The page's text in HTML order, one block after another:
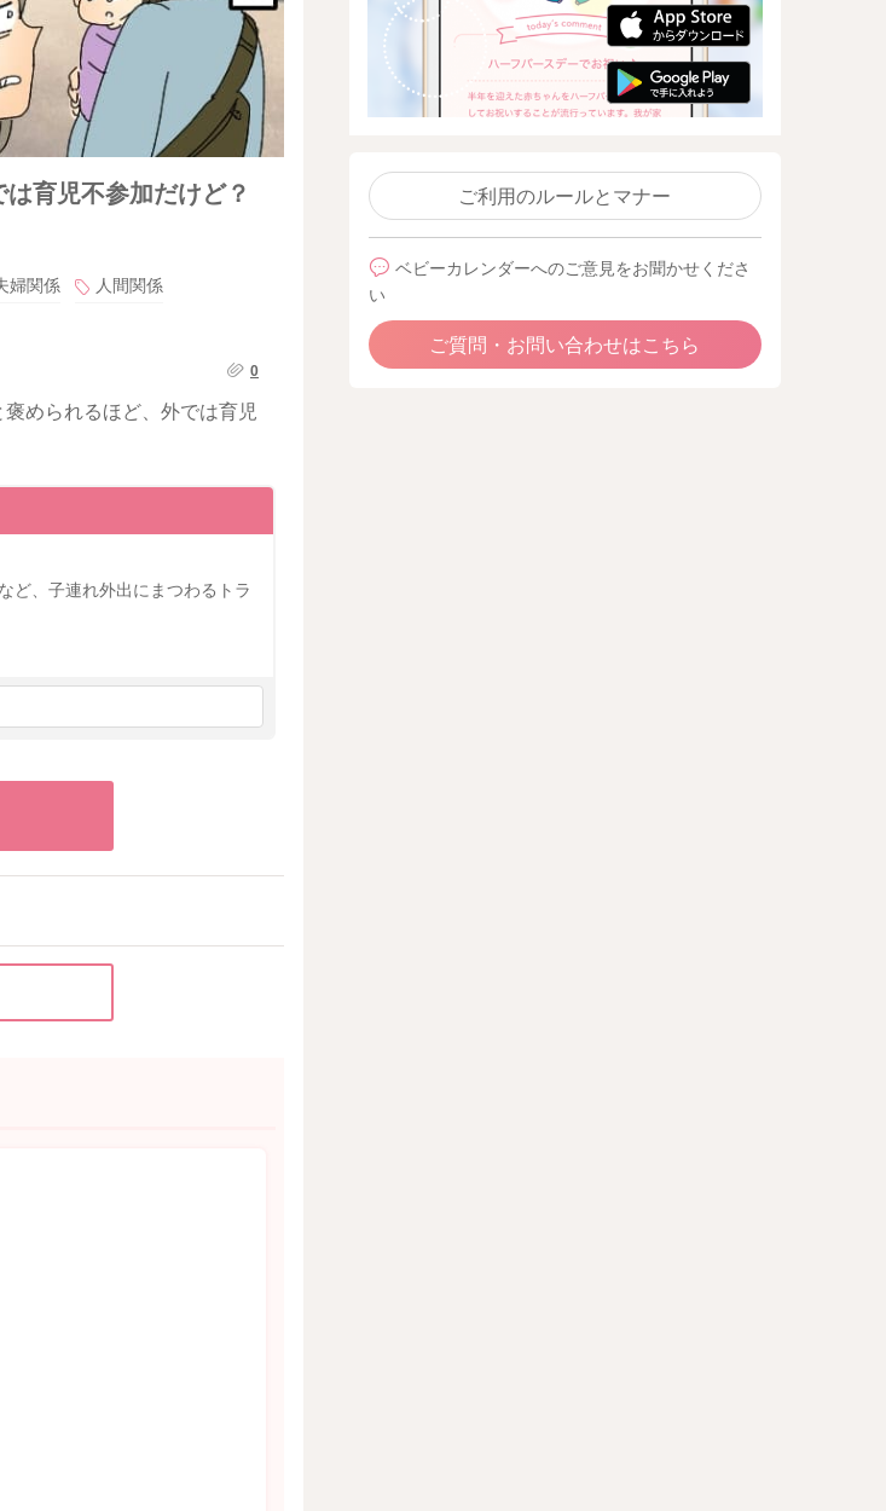
育児不参加だけど？
婦関係
人間関係
0
められるほど、外では育児
ど、子連れ外出にまつわるトラ
ご利用のルールとマナー
ベビーカレンダーへのご意見をお聞かせくださ
い
ご質問・お問い合わせはこちら